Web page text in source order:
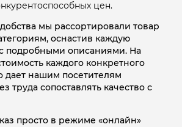
цен.
мы рассортировали товар
оснастив каждую
подробными описаниями. На
каждого конкретного
дает нашим посетителям
труда сопоставлять качество с
просто в режиме «онлайн»